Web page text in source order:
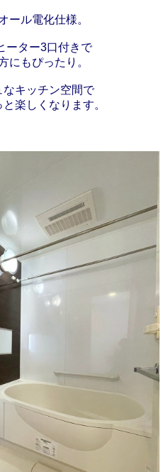
ール電化仕様。
ーター3口付きで
にもぴったり。
なキッチン空間で
楽しくなります。